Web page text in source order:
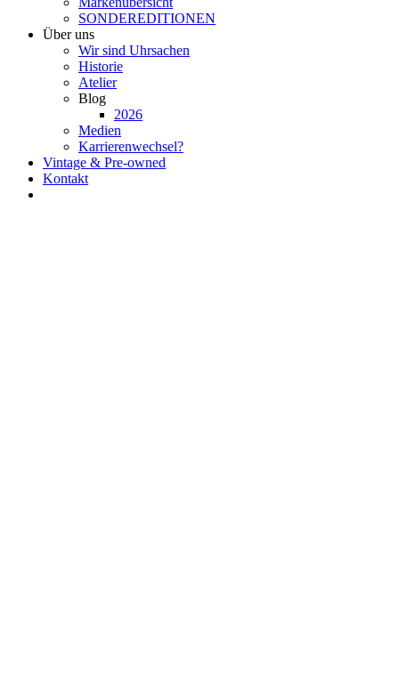
SONDEREDITIONEN
Über uns
Wir sind Uhrsachen
Historie
Atelier
Blog
2026
Medien
Karrierenwechsel?
Vintage & Pre-owned
Kontakt